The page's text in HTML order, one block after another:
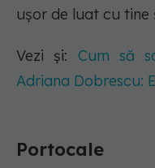
ușor de luat cu tine
Vezi și: Cum să
Adriana Dobrescu:
Portocale